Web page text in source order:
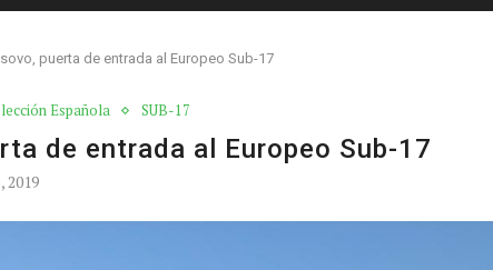
puerta de entrada al Europeo Sub-17
Española SUB-17
de entrada al Europeo Sub-17
2019